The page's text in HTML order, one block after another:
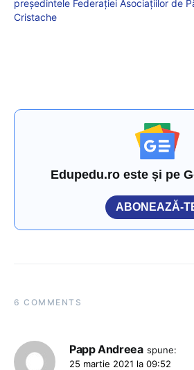
președintele Federației Asociațiilor de
Cristache
Edupedu.ro este și pe
ABONEAZĂ-
6 COMMENTS
Papp Andreea spune:
25 martie 2021 la 09:52